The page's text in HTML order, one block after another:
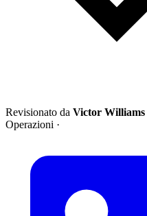
Revisionato da Victor Williams
Operazioni ·